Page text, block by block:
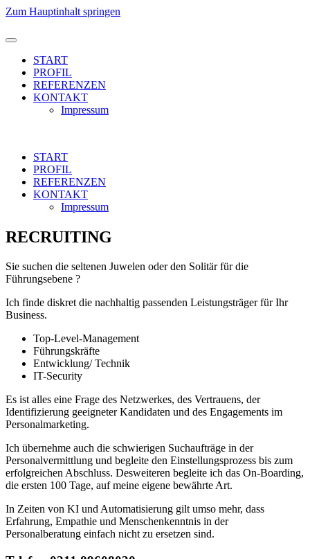
Zum Hauptinhalt springen
START
PROFIL
REFERENZEN
KONTAKT
Impressum
START
PROFIL
REFERENZEN
KONTAKT
Impressum
RECRUITING
Sie suchen die seltenen Juwelen oder den Solitär für die
Führungsebene ?
Ich finde diskret die nachhaltig passenden Leistungsträger für Ihr
Business.
Top-Level-Management
Führungskräfte
Entwicklung/ Technik
IT-Security
Es ist alles eine Frage des Netzwerkes, des Vertrauens, der
Identifizierung geeigneter Kandidaten und des Engagements im
Personalmarketing.
Ich übernehme auch die schwierigen Suchaufträge in der
Personalvermittlung und begleite den Einstellungsprozess bis zum
erfolgreichen Abschluss. Desweiteren begleite ich das On-Boarding,
die ersten 100 Tage, auf meine eigene bewährte Art.
In Zeiten von KI und Automatisierung gilt umso mehr, dass
Erfahrung, Empathie und Menschenkenntnis in der
Personalberatung einfach nicht zu ersetzen sind.